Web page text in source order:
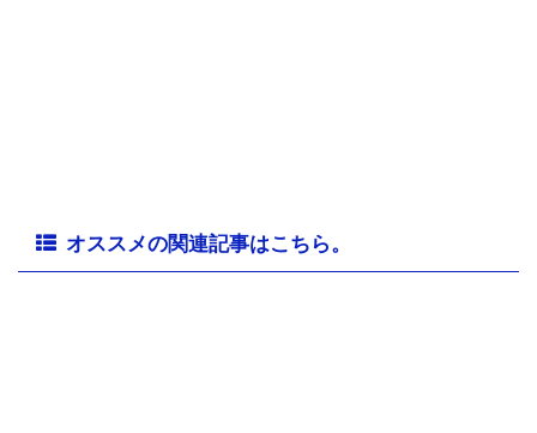
オススメの関連記事はこちら。